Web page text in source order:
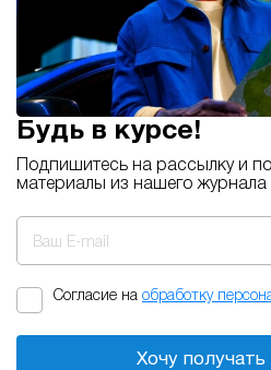
Будь в курсе!
Подпишитесь на рассылку и
материалы из нашего журнала
Ваш E-mail
Согласие на обработку
Хочу получать